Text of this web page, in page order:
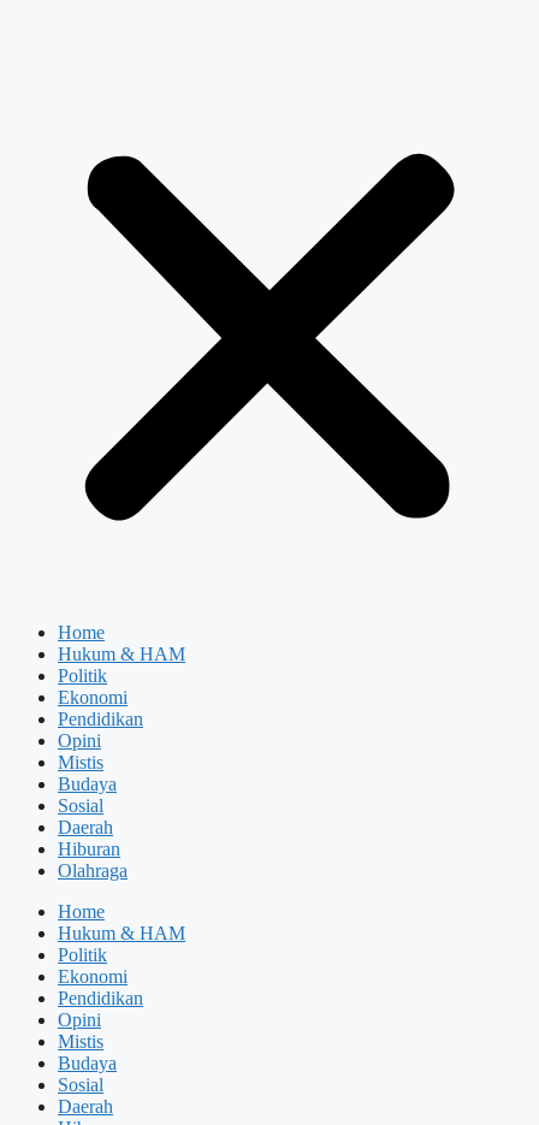
Home
Hukum & HAM
Politik
Ekonomi
Pendidikan
Opini
Mistis
Budaya
Sosial
Daerah
Hiburan
Olahraga
Home
Hukum & HAM
Politik
Ekonomi
Pendidikan
Opini
Mistis
Budaya
Sosial
Daerah